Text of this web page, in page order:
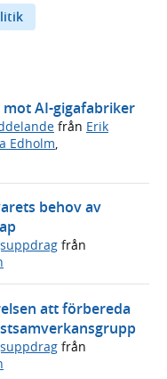
mot AI-gigafabriker
från Erik
Edholm,
behov av
från
att förbereda
från